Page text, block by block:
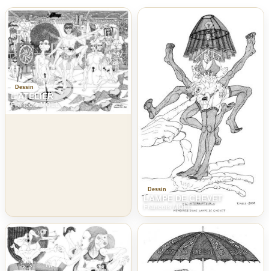
Dessin
L'ATELIER
Francois MOLL
Dessin
LAMPE DE CHEVET
Francois MOLL